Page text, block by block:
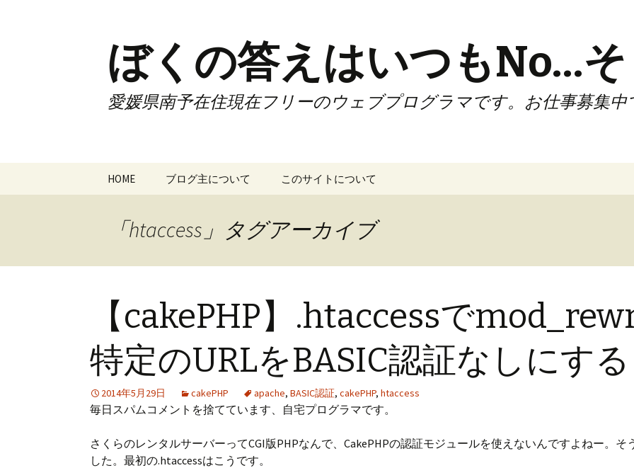
ぼくの答えはいつもNo…そ
愛媛県南予在住現在フリーのウェブプログラマです。お仕事募集中
HOME ブログ主について このサイトについて
「htaccess」タグアーカイブ
【cakePHP】.htaccessで
特定のURLをBASIC認証なしにする
2014年5月29日 cakePHP apache, BASIC認証, cakePHP, htaccess
毎日スパムコメントを捨てています、自宅プログラマです。
さくらのレンタルサーバーってCGI版PHPなんで、CakePHPの認証モジュールを使えないんですよねー。そ
した。最初の.htaccessはこうです。